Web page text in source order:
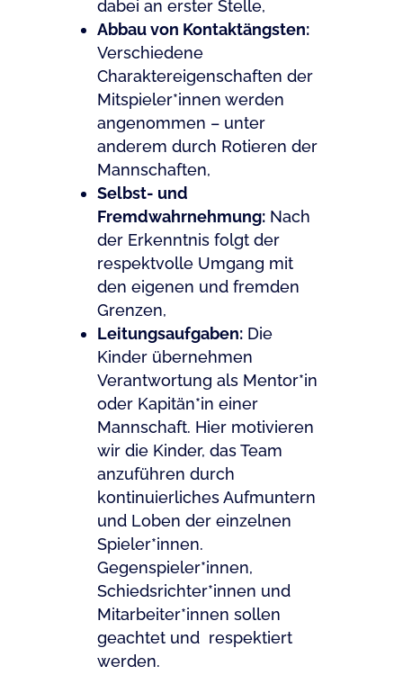
dabei an erster Stelle,
Abbau von Kontaktängsten:
Verschiedene
Charaktereigenschaften der
Mitspieler*innen werden
angenommen – unter
anderem durch Rotieren der
Mannschaften,
Selbst- und
Fremdwahrnehmung:Nach
der Erkenntnis folgt der
respektvolle Umgang mit
den eigenen und fremden
Grenzen,
Leitungsaufgaben:Die
Kinder übernehmen
Verantwortung als Mentor*in
oder Kapitän*in einer
Mannschaft. Hier motivieren
wir die Kinder, das Team
anzuführen durch
kontinuierliches Aufmuntern
und Loben der einzelnen
Spieler*innen.
Gegenspieler*innen,
Schiedsrichter*innen und
Mitarbeiter*innen sollen
geachtet und respektiert
werden.